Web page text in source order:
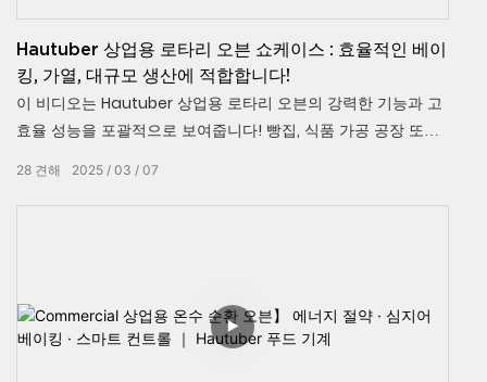
Hautuber 상업용 로타리 오븐 쇼케이스 : 효율적인 베이
킹, 가열, 대규모 생산에 적합합니다!
이 비디오는 Hautuber 상업용 로타리 오븐의 강력한 기능과 고
효율 성능을 포괄적으로 보여줍니다! 빵집, 식품 가공 공장 또는
술, 다층 베이킹 설계, 스마트 온도 제어 시스템 및 청소하기 쉬운
2025 03 07
28 견해